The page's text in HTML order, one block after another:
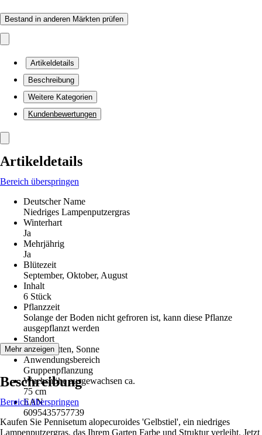
Bestand in anderen Märkten prüfen
Artikeldetails
Beschreibung
Weitere Kategorien
Kundenbewertungen
Artikeldetails
Bereich überspringen
Deutscher Name
Niedriges Lampenputzergras
Winterhart
Ja
Mehrjährig
Ja
Blütezeit
September, Oktober, August
Inhalt
6 Stück
Pflanzzeit
Solange der Boden nicht gefroren ist, kann diese Pflanze
ausgepflanzt werden
Standort
Halbschatten, Sonne
Anwendungsbereich
Gruppenpflanzung
Wuchshöhe ausgewachsen ca.
75 cm
EAN
6095435757739
Mehr anzeigen
Beschreibung
Bereich überspringen
Kaufen Sie Pennisetum alopecuroides 'Gelbstiel', ein niedriges
Lampenputzergras, das Ihrem Garten Farbe und Struktur verleiht. Jetzt